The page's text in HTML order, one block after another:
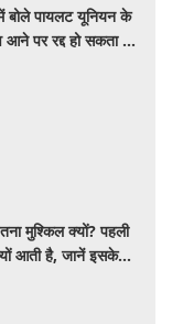
बोले पायलट यूनियन के
पर रद्द हो सकता है
मुश्किल क्यों? पहली
आती है, जानें इसके